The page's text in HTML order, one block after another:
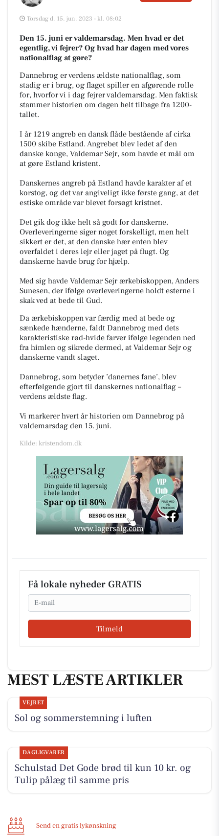
Torsdag d. 15. jun. 2023 - kl. 08:02
Den 15. juni er valdemarsdag. Men hvad er det
egentlig, vi fejrer? Og hvad har dagen med vores
nationalflag at gøre?
Dannebrog er verdens ældste nationalflag, som
stadig er i brug, og flaget spiller en afgørende rolle
for, hvorfor vi i dag fejrer valdemarsdag. Men faktisk
stammer historien om dagen helt tilbage fra 1200-
tallet.
I år 1219 angreb en dansk flåde bestående af cirka
1500 skibe Estland. Angrebet blev ledet af den
danske konge, Valdemar Sejr, som havde et mål om
at gøre Estland kristent.
Danskernes angreb på Estland havde karakter af et
korstog, og det var angiveligt ikke første gang, at det
estiske område var blevet forsøgt kristnet.
Det gik dog ikke helt så godt for danskerne.
Overleveringerne siger noget forskelligt, men helt
sikkert er det, at den danske hær enten blev
overfaldet i deres lejr eller jaget på flugt. Og
danskerne havde brug for hjælp.
Med sig havde Valdemar Sejr ærkebiskoppen, Anders
Sunesen, der ifølge overleveringerne holdt esterne i
skak ved at bede til Gud.
Da ærkebiskoppen var færdig med at bede og
sænkede hænderne, faldt Dannebrog med dets
karakteristiske rød-hvide farver ifølge legenden ned
fra himlen og sikrede dermed, at Valdemar Sejr og
danskerne vandt slaget.
Dannebrog, som betyder ’danernes fane’, blev
efterfølgende gjort til danskernes nationalflag –
verdens ældste flag.
Vi markerer hvert år historien om Dannebrog på
valdemarsdag den 15. juni.
Kilde: kristendom.dk
Få lokale nyheder GRATIS
Email
Tilmeld
MEST LÆSTE ARTIKLER
VEJRET
Sol og sommerstemning i luften
DAGLIGVARER
Schulstad Det Gode brød til kun 10 kr. og
Tulip pålæg til samme pris
Send en gratis lykønskning